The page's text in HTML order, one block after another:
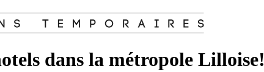
dans la métropole Lilloise!